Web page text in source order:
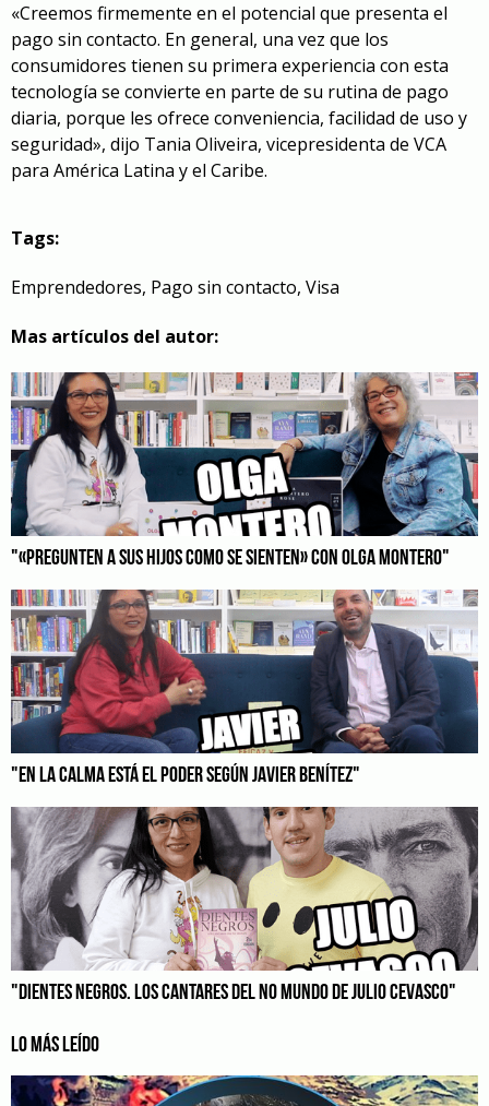
«Creemos firmemente en el potencial que presenta el
pago sin contacto. En general, una vez que los
consumidores tienen su primera experiencia con esta
tecnología se convierte en parte de su rutina de pago
diaria, porque les ofrece conveniencia, facilidad de uso y
seguridad», dijo Tania Oliveira, vicepresidenta de VCA
para América Latina y el Caribe.
Tags:
Emprendedores, Pago sin contacto, Visa
Mas artículos del autor:
"«PREGUNTEN A SUS HIJOS COMO SE SIENTEN» CON OLGA MONTERO"
"EN LA CALMA ESTÁ EL PODER SEGÚN JAVIER BENÍTEZ"
"DIENTES NEGROS. LOS CANTARES DEL NO MUNDO DE JULIO CEVASCO"
LO MÁS LEÍDO